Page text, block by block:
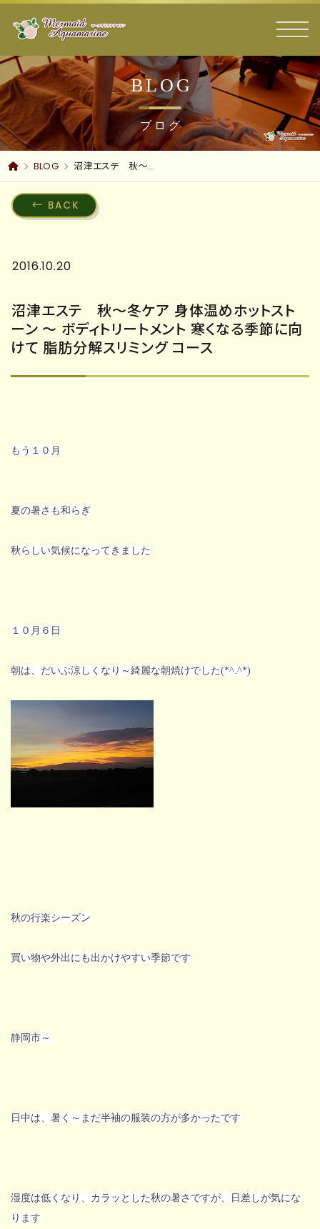
BLOG
ブログ
BLOG 沼津エステ 秋～冬ケア 身体温めホットストーン ～ ボディトリートメント 寒くなる季節に向けて 脂肪分解スリミング コース
BACK
2016.10.20
沼津エステ 秋～冬ケア 身体温めホットスト
ーン ～ ボディトリートメント 寒くなる季節に向
けて 脂肪分解スリミング コース
もう１０月
夏の暑さも和らぎ
秋らしい気候になってきました
１０月６日
朝は、だいぶ涼しくなり～綺麗な朝焼けでした(*^.^*)
秋の行楽シーズン
買い物や外出にも出かけやすい季節です
静岡市～
日中は、暑く～まだ半袖の服装の方が多かったです
湿度は低くなり、カラッとした秋の暑さですが、日差しが気にな
ります